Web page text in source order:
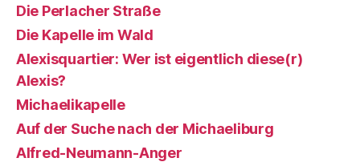
Die Perlacher Straße
Die Kapelle im Wald
Alexisquartier: Wer ist eigentlich diese(r)
Alexis?
Michaelikapelle
Auf der Suche nach der Michaeliburg
Alfred-Neumann-Anger